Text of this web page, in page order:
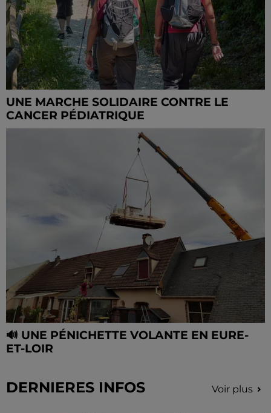
UNE MARCHE SOLIDAIRE CONTRE LE
CANCER PÉDIATRIQUE
🔊 UNE PÉNICHETTE VOLANTE EN EURE-
ET-LOIR
DERNIERES INFOS Voir plus